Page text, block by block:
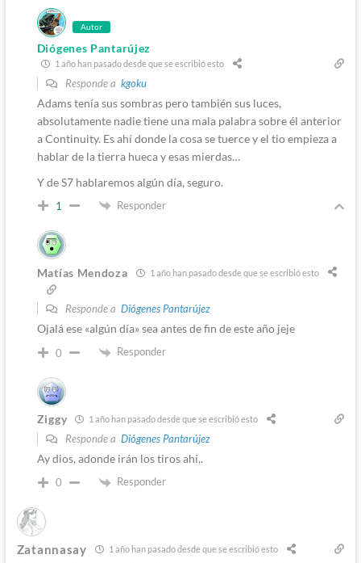
Autor
Diógenes Pantarújez
1 año han pasado desde que se escribió esto
Responde a kgoku
Adams tenía sus sombras pero también sus luces,
absolutamente nadie tiene una mala palabra sobre él anterior
a Continuity. Es ahí donde la cosa se tuerce y el tio empieza a
hablar de la tierra hueca y esas mierdas…
Y de S7 hablaremos algún día, seguro.
1 Responder
Matías Mendoza 1 año han pasado desde que se escribió esto
Responde a Diógenes Pantarújez
Ojalá ese «algún día» sea antes de fin de este año jeje
0 Responder
Ziggy 1 año han pasado desde que se escribió esto
Responde a Diógenes Pantarújez
Ay dios, adonde irán los tiros ahí,.
0 Responder
Zatannasay 1 año han pasado desde que se escribió esto